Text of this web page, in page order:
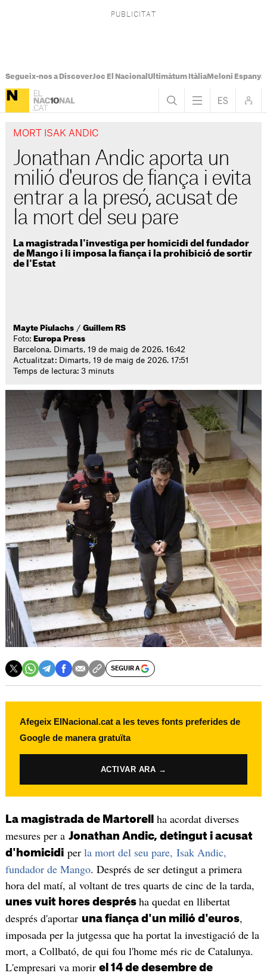
Segueix-nos a DiscoverJoc El Nacional Ultimàtum ItàliaMeloni Espanya
MORT ISAK ANDIC
Jonathan Andic aporta un
milió d'euros de fiança i evita
entrar a la presó, acusat de
la mort del seu pare
La magistrada l'investiga per homicidi del fundador
de Mango i li imposa la fiança i la prohibició de sortir
de l'Estat
Mayte Piulachs /Guillem RS
Foto: Europa Press
Barcelona. Dimarts, 19 de maig de 2026. 16:42
Actualitzat: Dimarts, 19 de maig de 2026. 17:51
Temps de lectura: 3 minuts
SEGUIR A
Afegeix ElNacional.cat a les teves fonts preferides de
Google de manera gratuïta
ACTIVAR ARA →
La magistrada de Martorell ha acordat diverses
mesures per a Jonathan Andic, detingut i acusat
d'homicidiper la mort del seu pare, Isak Andic,
fundador de Mango. Després de ser detingut a primera
hora del matí, al voltant de tres quarts de cinc de la tarda,
unes vuit hores després ha quedat en llibertat
després d'aportar una fiança d'un milió d'euros,
imposada per la jutgessa que ha portat la investigació de la
mort, a Collbató, de qui fou l'home més ric de Catalunya.
L'empresari va morir el 14 de desembre de